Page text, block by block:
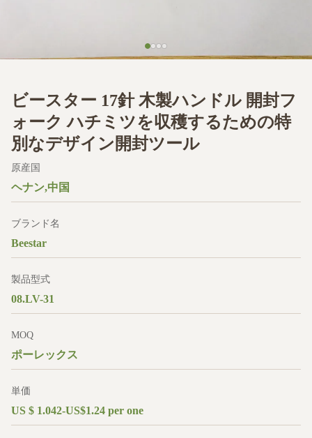
ビースター 17針 木製ハンドル 開封フ
ォーク ハチミツを収穫するための特
別なデザイン開封ツール
原産国
ヘナン,中国
ブランド名
Beestar
製品型式
08.LV-31
MOQ
ポーレックス
単価
US $ 1.042-US$1.24 per one